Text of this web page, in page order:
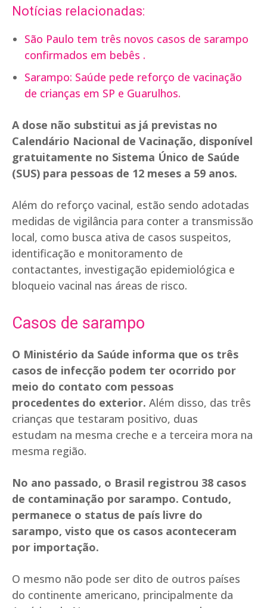
Notícias relacionadas:
São Paulo tem três novos casos de sarampo
confirmados em bebês .
Sarampo: Saúde pede reforço de vacinação
de crianças em SP e Guarulhos.
A dose não substitui as já previstas no
Calendário Nacional de Vacinação, disponível
gratuitamente no Sistema Único de Saúde
(SUS) para pessoas de 12 meses a 59 anos.
Além do reforço vacinal, estão sendo adotadas
medidas de vigilância para conter a transmissão
local, como busca ativa de casos suspeitos,
identificação e monitoramento de
contactantes, investigação epidemiológica e
bloqueio vacinal nas áreas de risco.
Casos de sarampo
O Ministério da Saúde informa que os três
casos de infecção podem ter ocorrido por
meio do contato com pessoas
procedentes do exterior. Além disso, das três
crianças que testaram positivo, duas
estudam na mesma creche e a terceira mora na
mesma região.
No ano passado, o Brasil registrou 38 casos
de contaminação por sarampo. Contudo,
permanece o status de país livre do
sarampo, visto que os casos aconteceram
por importação.
O mesmo não pode ser dito de outros países
do continente americano, principalmente da